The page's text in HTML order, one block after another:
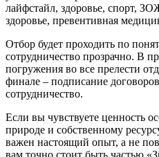
лайфстайл, здоровье, спорт,
здоровье, превентивная
Отбор будет проходить по
сотрудничество прозрачно. В
погружения во все прелести
финале – подписание
сотрудничество.
Если вы чувствуете ценность
природе и собственному
важен настоящий опыт, а не
вам точно стоит быть частью